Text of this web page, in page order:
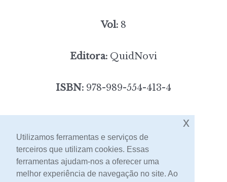
Vol: 8
Editora: QuidNovi
ISBN: 978-989-554-413-4
[portes incluídos]
Contacto
Utilizamos ferramentas e serviços de
terceiros que utilizam cookies. Essas
ferramentas ajudam-nos a oferecer uma
melhor experiência de navegação no site. Ao
x